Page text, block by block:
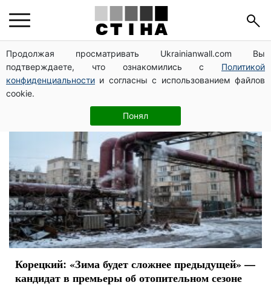
Продолжая просматривать Ukrainianwall.com Вы
подтверждаете, что ознакомились с Политикой
конфиденциальности и согласны с использованием файлов
cookie.
Понял
премьер-министр
Корецкий: «Зима будет сложнее предыдущей» —
кандидат в премьеры об отопительном сезоне